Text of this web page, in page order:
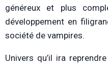
généreux et plus
développement en
société de vampires.
Univers qu’il ira